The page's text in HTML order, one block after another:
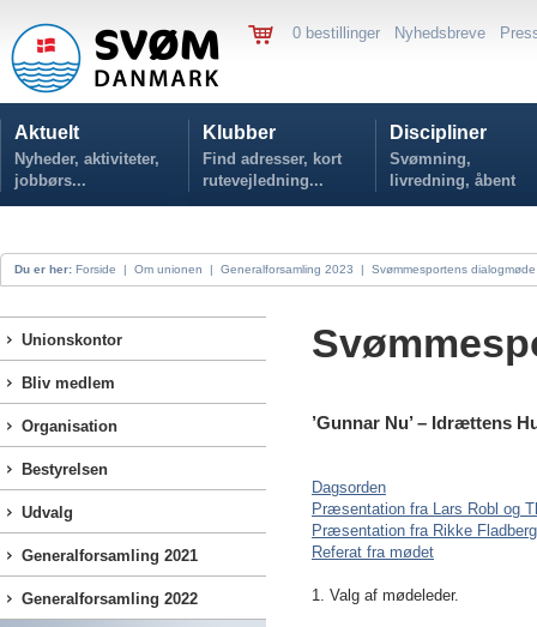
0 bestillinger Nyhedsbreve
Aktuelt
Nyheder, aktiviteter,
jobbørs...
Klubber
Find adresser, kort
rutevejledning...
Discipliner
Svømning,
livredning, åbent
vand...
Du er her: Forside | Om unionen | Generalforsamling 2023 | Svømmesportens dialogmøde
Unionskontor
Bliv medlem
Organisation
Bestyrelsen
Udvalg
Generalforsamling 2021
Generalforsamling 2022
’Gunnar Nu’ – Idrættens
Dagsorden
Præsentation fra Lars Robl og
Præsentation fra Rikke Fladberg
Referat fra mødet
1. Valg af mødeleder.